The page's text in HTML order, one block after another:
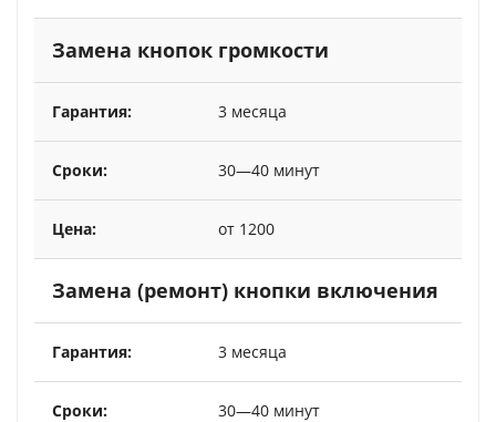
Замена кнопок громкости
3 месяца
30—40 минут
от 1200
Замена (ремонт) кнопки включения
3 месяца
30—40 минут